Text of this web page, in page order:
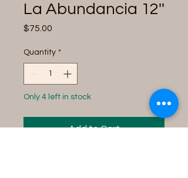
La Abundancia 12''
$75.00
Quantity *
Only 4 left in stock
Add to Cart